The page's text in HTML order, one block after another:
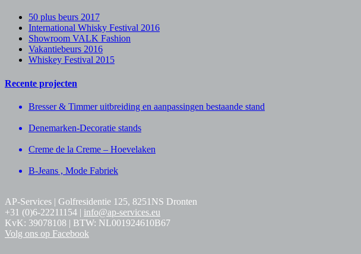
50 plus beurs 2017
International Whisky Festival 2016
Showroom VALK Fashion
Vakantiebeurs 2016
Whiskey Festival 2015
Recente projecten
Bresser & Timmer uitbreiding en aanpassingen bestaande stand
Denemarken-Decoratie stands
Creme de la Creme – Hoevelaken
B-Jeans , Mode Fabriek
AP-Services | Golfresidentie 125, 8251NS Dronten
+31 (0)6-22211154 | info@ap-services.eu
KvK: 39078108 | BTW: NL001924610B67
Volg ons op Facebook